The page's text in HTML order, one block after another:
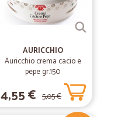
AURICCHIO
Auricchio crema cacio e
pepe gr.150
4,55 € 5,05 €